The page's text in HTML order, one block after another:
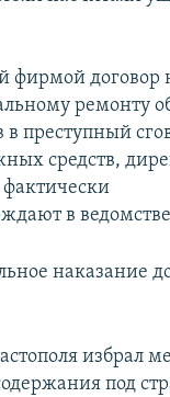
фирмой договор
ремонту
преступный
средств,
в
наказание
избрал
под